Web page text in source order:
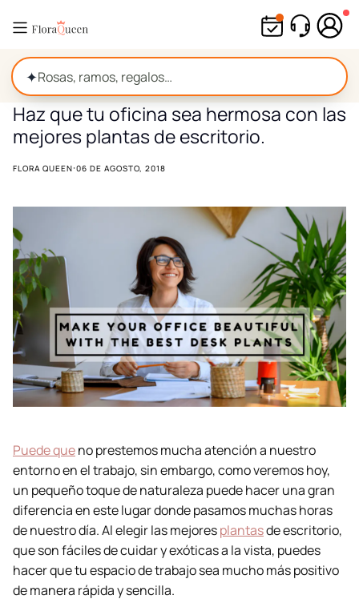
directamente
contenido
✦
Haz que tu oficina sea hermosa con las
mejores plantas de escritorio.
FLORA QUEEN·06 DE AGOSTO, 2018
Puede queno prestemos mucha atención a nuestro
entorno en el trabajo, sin embargo, como veremos hoy,
un pequeño toque de naturaleza puede hacer una gran
diferencia en este lugar donde pasamos muchas horas
de nuestro día. Al elegir las mejoresplantasde escritorio,
que son fáciles de cuidar y exóticas a la vista, puedes
hacer que tu espacio de trabajo sea mucho más positivo
de manera rápida y sencilla.